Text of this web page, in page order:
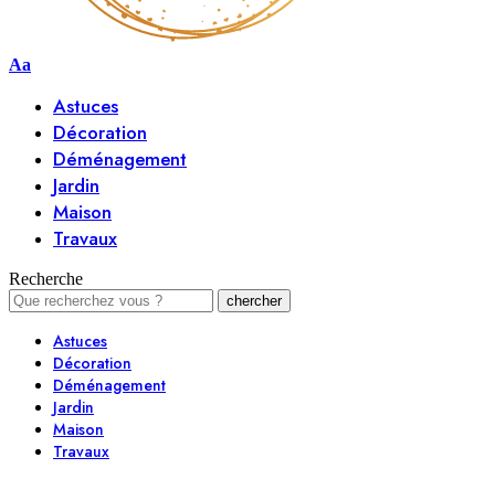
Aa
Astuces
Décoration
Déménagement
Jardin
Maison
Travaux
Recherche
Astuces
Décoration
Déménagement
Jardin
Maison
Travaux